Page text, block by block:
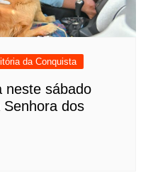
da Conquista
neste sábado
dos